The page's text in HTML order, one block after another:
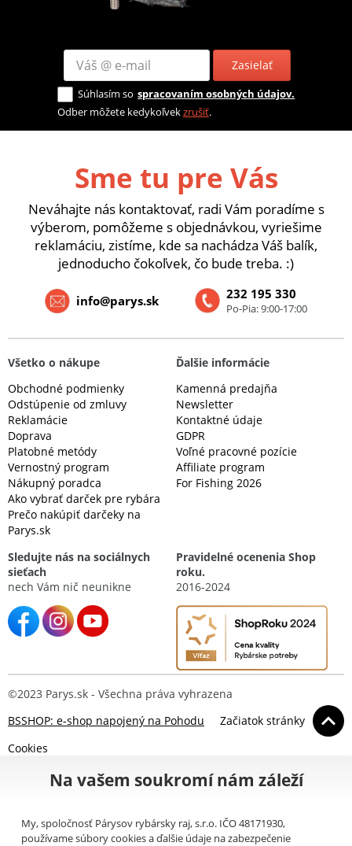
Zasielať
Súhlasím so spracovaním osobných údajov.
Odber môžete kedykoľvekzrušiť.
Sme tu pre Vás
Neváhajte nás kontaktovať, radi Vám poradíme s
výberom, pomôžeme s objednávkou, vyriešime
reklamáciu, zistíme, kde sa nachádza Váš balík,
jednoducho čokoľvek, čo bude treba. :)
232 195 330
Po-Pia: 9:00-17:00
info@parys.sk
Všetko o nákupe
Obchodné podmienky
Odstúpenie od zmluvy
Reklamácie
Doprava
Platobné metódy
Vernostný program
Nákupný poradca
Ako vybrať darček pre rybára
Prečo nakúpiť darčeky na
Parys.sk
Ďalšie informácie
Kamenná predajňa
Newsletter
Kontaktné údaje
GDPR
Voľné pracovné pozície
Affiliate program
For Fishing 2026
Sledujte nás na sociálnych
sieťach
nech Vám nič neunikne
Pravidelné ocenenia Shop
roku.
2016-2024
©2023 Parys.sk - Všechna práva vyhrazena
BSSHOP: e-shop napojený na Pohodu
Začiatok stránky
Cookies
Na vašem soukromí nám záleží
My, spoločnosť Párysov rybársky raj, s.r.o. IČO 48171930,
používame súbory cookies a ďalšie údaje na zabezpečenie